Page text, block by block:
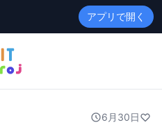
アプリで開く
6月30日